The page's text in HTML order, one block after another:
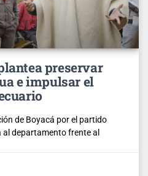
preservar
e impulsar el
de Boyacá por el partido
departamento frente al